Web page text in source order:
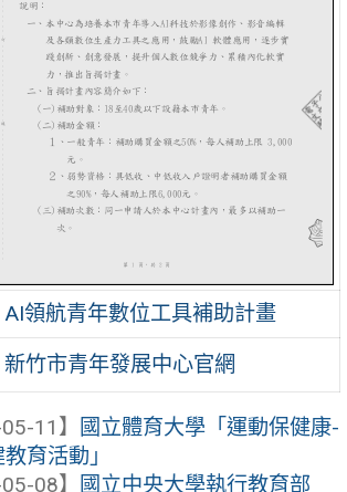
AI領航青年數位工具補助計畫
新竹市青年發展中心官網
11】
國立體育大學「運動保健康-
育活動」
08】
國立中央大學執行教育部